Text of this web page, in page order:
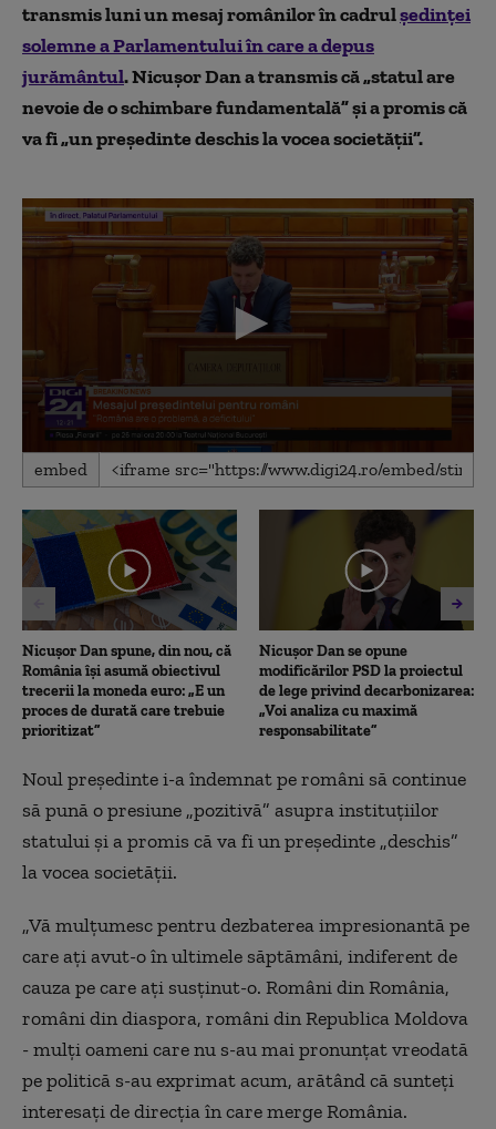
transmis luni un mesaj românilor în cadrulşedinţei
solemne a Parlamentului în care a depus
jurământul. Nicușor Dan a transmis că „statul are
nevoie de o schimbare fundamentală” și a promis că
va fi „un preşedinte deschis la vocea societăţii”.
0
seconds
14
minutes,
5
seconds
embed
Nicușor Dan spune, din nou, că
România își asumă obiectivul
trecerii la moneda euro: „E un
proces de durată care trebuie
prioritizat”
Nicușor Dan se opune
modificărilor PSD la proiectul
de lege privind decarbonizarea:
„Voi analiza cu maximă
responsabilitate”
Noul președinte i-a îndemnat pe români să continue
să pună o presiune „pozitivă” asupra instituţiilor
statului și a promis că va fi un preşedinte „deschis”
la vocea societăţii.
„Vă mulţumesc pentru dezbaterea impresionantă pe
care aţi avut-o în ultimele săptămâni, indiferent de
cauza pe care aţi susţinut-o. Români din România,
români din diaspora, români din Republica Moldova
- mulţi oameni care nu s-au mai pronunţat vreodată
pe politică s-au exprimat acum, arătând că sunteţi
interesaţi de direcţia în care merge România.